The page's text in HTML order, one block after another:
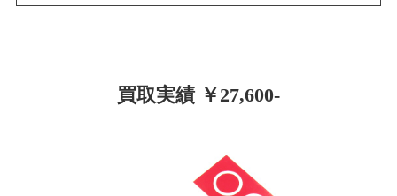
買取実績 ￥27,600-